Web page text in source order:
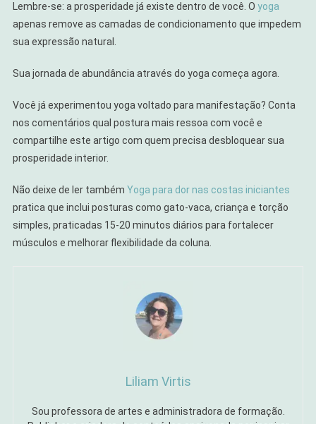
Lembre-se: a prosperidade já existe dentro de você. O yoga
apenas remove as camadas de condicionamento que impedem
sua expressão natural.
Sua jornada de abundância através do yoga começa agora.
Você já experimentou yoga voltado para manifestação? Conta
nos comentários qual postura mais ressoa com você e
compartilhe este artigo com quem precisa desbloquear sua
prosperidade interior.
Não deixe de ler também Yoga para dor nas costas iniciantes
pratica que inclui posturas como gato-vaca, criança e torção
simples, praticadas 15-20 minutos diários para fortalecer
músculos e melhorar flexibilidade da coluna.
Liliam Virtis
Sou professora de artes e administradora de formação.